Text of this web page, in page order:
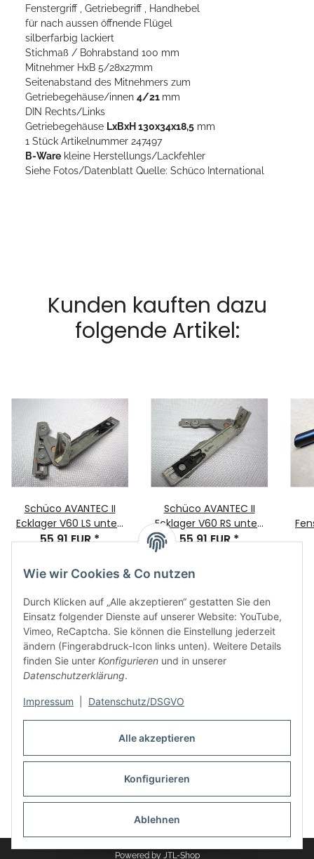
Alle akzeptieren
Konfigurieren
Ablehnen
Wie wir Cookies & Co nutzen
Durch Klicken auf „Alle akzeptieren“ gestatten Sie den
Einsatz folgender Dienste auf unserer Website: YouTube,
Vimeo, ReCaptcha. Sie können die Einstellung jederzeit
ändern (Fingerabdruck-Icon links unten). Weitere Details
finden Sie unter Konfigurieren und in unserer
Datenschutzerklärung.
Impressum Datenschutz/DSGVO
Fenstergriff , Getriebegriff , Handhebel
für nach aussen öffnende Flügel
silberfarbig lackiert
Stichmaß / Bohrabstand 100 mm
Mitnehmer HxB 5/28x27mm
Seitenabstand des Mitnehmers zum
Getriebegehäuse/innen 4/21 mm
DIN Rechts/Links
Getriebegehäuse LxBxH 130x34x18,5 mm
1 Stück Artikelnummer 247497
B-Ware kleine Herstellungs/Lackfehler
Siehe Fotos/Datenblatt Quelle: Schüco International
Kunden kauften dazu
folgende Artikel:
Schüco AVANTEC II
Ecklager V60 LS unten
DREH Bauteil-Nr. 275239
55,91 EUR*
Schüco AVANTEC II
Ecklager V60 RS unten
DREH Bauteil-Nr. 275240
55,91 EUR*
Informationen
Rechtliches
Vertrag widerrufen
* Alle Preise inkl. gesetzlicher USt., zzgl.Versand
Powered by JTL-Shop